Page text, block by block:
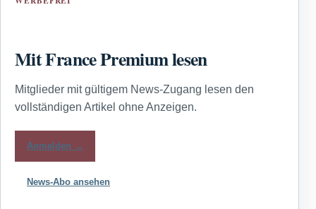
Mit France Premium lesen
Mitglieder mit gültigem News-Zugang lesen den
vollständigen Artikel ohne Anzeigen.
Anmelden →
News-Abo ansehen